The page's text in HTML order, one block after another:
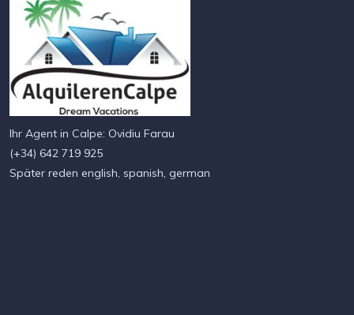
Ihr Agent in Calpe: Ovidiu Farau
(+34) 642 719 925
Später reden english, spanish, german